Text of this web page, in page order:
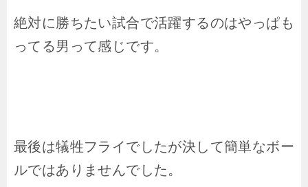
絶対に勝ちたい試合で活躍するのはやっぱも
ってる男って感じです。
最後は犠牲フライでしたが決して簡単なボー
ルではありませんでした。